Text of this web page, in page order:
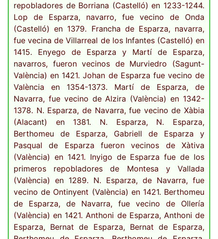
repobladores de Borriana (Castelló) en 1233-1244.
Lop de Esparza, navarro, fue vecino de Onda
(Castelló) en 1379. Francha de Esparza, navarra,
fue vecina de Villarreal de los Infantes (Castelló) en
1415. Enyego de Esparza y Martí de Esparza,
navarros, fueron vecinos de Murviedro (Sagunt-
València) en 1421. Johan de Esparza fue vecino de
València en 1354-1373. Martí de Esparza, de
Navarra, fue vecino de Alzira (València) en 1342-
1378. N. Esparza, de Navarra, fue vecino de Xàbia
(Alacant) en 1381. N. Esparza, N. Esparza,
Berthomeu de Esparza, Gabriell de Esparza y
Pasqual de Esparza fueron vecinos de Xàtiva
(València) en 1421. Inyigo de Esparza fue de los
primeros repobladores de Montesa y Vallada
(València) en 1289. N. Esparza, de Navarra, fue
vecino de Ontinyent (València) en 1421. Berthomeu
de Esparza, de Navarra, fue vecino de Ollería
(València) en 1421. Anthoni de Esparza, Anthoni de
Esparza, Bernat de Esparza, Bernat de Esparza,